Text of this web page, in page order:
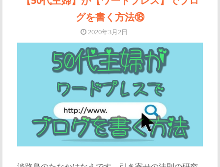
グを書く方法⑱
2020年3月2日